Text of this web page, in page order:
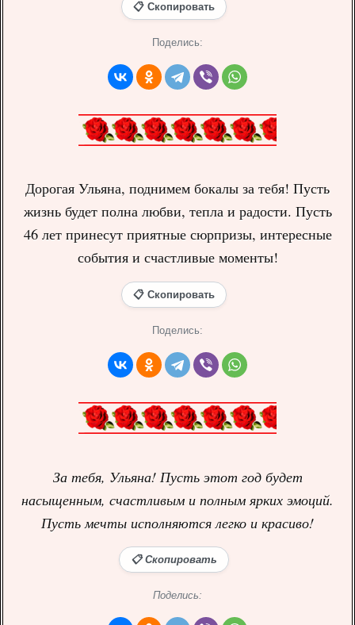
📋 Скопировать
Поделись:
Дорогая Ульяна, поднимем бокалы за тебя! Пусть
жизнь будет полна любви, тепла и радости. Пусть
46 лет принесут приятные сюрпризы, интересные
события и счастливые моменты!
📋 Скопировать
Поделись:
За тебя, Ульяна! Пусть этот год будет
насыщенным, счастливым и полным ярких эмоций.
Пусть мечты исполняются легко и красиво!
📋 Скопировать
Поделись: